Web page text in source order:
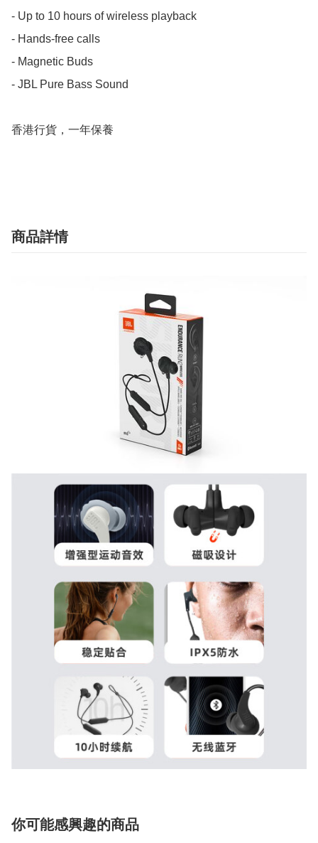
- Up to 10 hours of wireless playback
- Hands-free calls
- Magnetic Buds
- JBL Pure Bass Sound
香港行貨，一年保養
商品詳情
你可能感興趣的商品